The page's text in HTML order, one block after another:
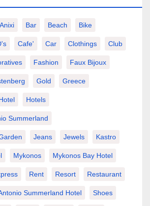
Anixi Bar Beach Bike
Cafe' Car Clothings Club
Fashion Faux Bijoux
Gold Greece
Hotels
Summerland
Jeans Jewels Kastro
Mykonos Mykonos Bay Hotel
Rent Resort Restaurant
Summerland Hotel Shoes